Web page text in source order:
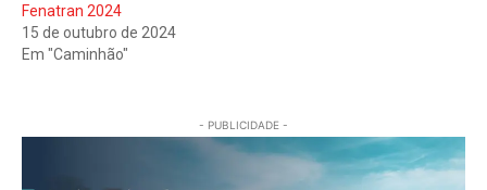
Fenatran 2024
15 de outubro de 2024
Em "Caminhão"
- PUBLICIDADE -